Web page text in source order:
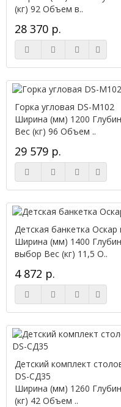
(кг) 92 Объем в..
28 370 р.
Горка угловая DS-М102
Ширина (мм) 1200
Вес (кг) 96 Объем ..
29 579 р.
Детская банкетка
Ширина (мм) 1400
выбор Вес (кг) 11,5 О..
4 872 р.
Детский комплект
DS-СД35
Ширина (мм) 1260
(кг) 42 Объем ..